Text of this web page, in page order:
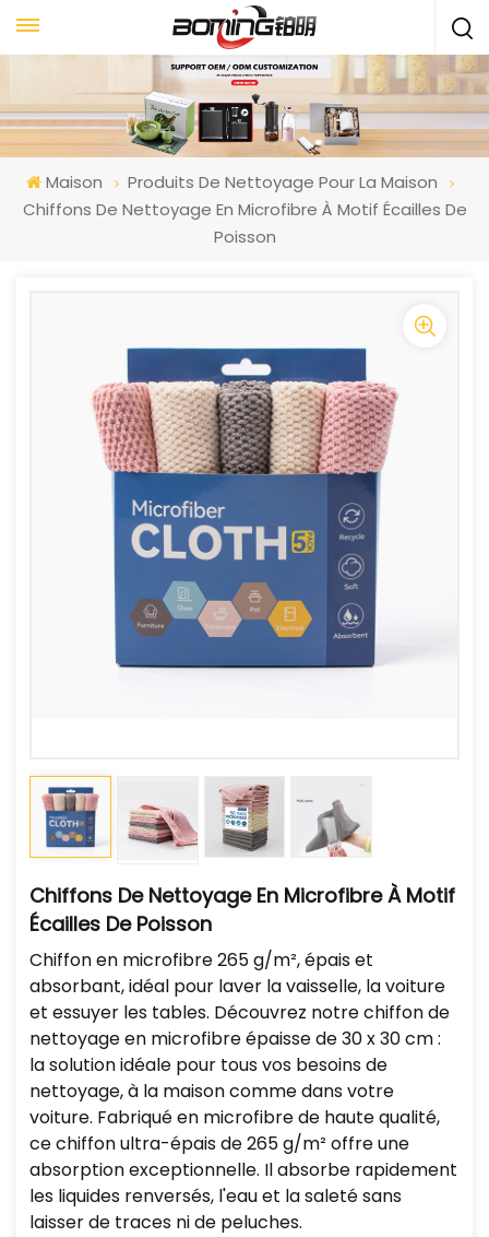
Maison
Produits De Nettoyage Pour La Maison
Chiffons De Nettoyage En Microfibre À Motif Écailles De
Poisson
Chiffons De Nettoyage En Microfibre À Motif
Écailles De Poisson
Chiffon en microfibre 265 g/m², épais et
absorbant, idéal pour laver la vaisselle, la voiture
et essuyer les tables. Découvrez notre chiffon de
nettoyage en microfibre épaisse de 30 x 30 cm :
la solution idéale pour tous vos besoins de
nettoyage, à la maison comme dans votre
voiture. Fabriqué en microfibre de haute qualité,
ce chiffon ultra-épais de 265 g/m² offre une
absorption exceptionnelle. Il absorbe rapidement
les liquides renversés, l'eau et la saleté sans
laisser de traces ni de peluches.